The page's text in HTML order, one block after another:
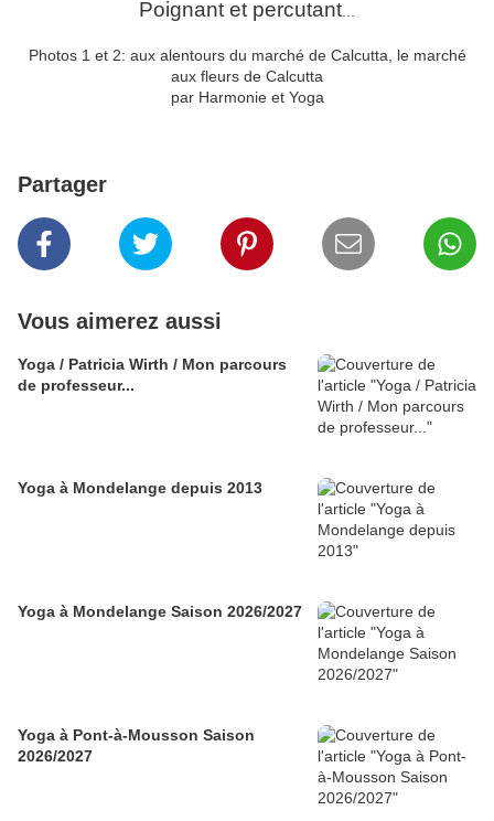
Poignant et percutant
Photos 1 et 2: aux alentours du marché de Calcutta, le marché
aux fleurs de Calcutta
par Harmonie et Yoga
Partager
Vous aimerez aussi
Yoga / Patricia Wirth / Mon parcours
de professeur...
Yoga à Mondelange depuis 2013
Yoga à Mondelange Saison 2026/2027
Yoga à Pont-à-Mousson Saison
2026/2027